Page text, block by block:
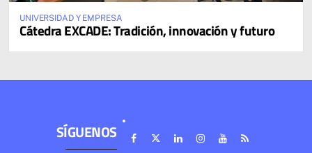
UNIVERSIDAD Y EMPRESA
Cátedra EXCADE: Tradición, innovación y futuro
SÍGUENOS